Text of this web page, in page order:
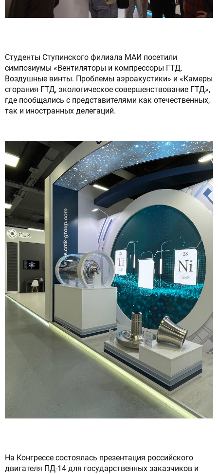
Студенты Ступинского филиала МАИ посетили
симпозиумы «Вентиляторы и компрессоры ГТД.
Воздушные винты. Проблемы аэроакустики» и «Камеры
сгорания ГТД, экологическое совершенствование ГТД»,
где пообщались с представителями как отечественных,
так и иностранных делегаций.
На Конгрессе состоялась презентация российского
двигателя ПД-14 для государственных заказчиков и